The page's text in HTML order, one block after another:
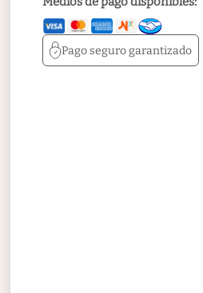
Pago segurogarantizado